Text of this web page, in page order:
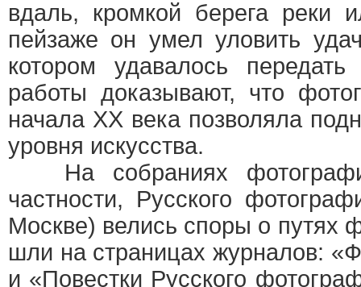
вдаль, кромкой берега реки
пейзаже он умел уловить
котором удавалось
работы доказывают, что
начала XX века позволяла
уровня искусства.
На собраниях
частности, Русского
Москве) велись споры о путях
шли на страницах журналов:
и «Повестки Русского